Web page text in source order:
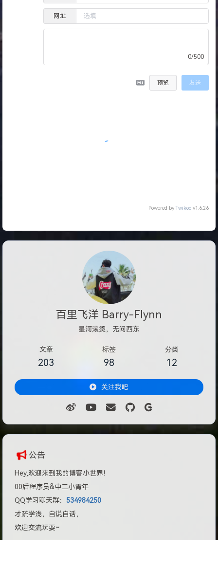
网址
0/500
预览 发送
Powered byTwikoo v1.6.26
百里飞洋 Barry-Flynn
星河滚烫，无问西东
文章
203
标签
98
分类
12
关注我吧
公告
Hey,欢迎来到我的博客小世界！
00后程序员&中二小青年
QQ学习聊天群： 534984250
才疏学浅，自说自话，
欢迎交流玩耍~